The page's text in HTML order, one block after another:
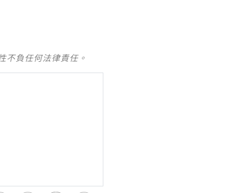
不負任何法律責任。